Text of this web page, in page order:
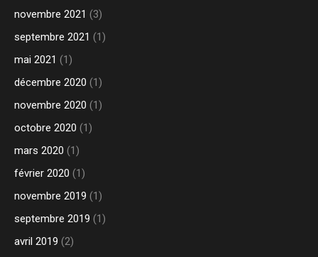
novembre 2021 (3)
septembre 2021 (1)
mai 2021 (1)
décembre 2020 (1)
novembre 2020 (1)
octobre 2020 (1)
mars 2020 (1)
février 2020 (1)
novembre 2019 (1)
septembre 2019 (1)
avril 2019 (2)